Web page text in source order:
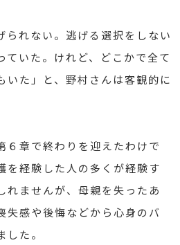
られない。逃げる選択をしない
ていた。けれど、どこかで全て
いた」と、野村さんは客観的に
６章で終わりを迎えたわけで
を経験した人の多くが経験す
れませんが、母親を失ったあ
失感や後悔などから心身のバ
た。